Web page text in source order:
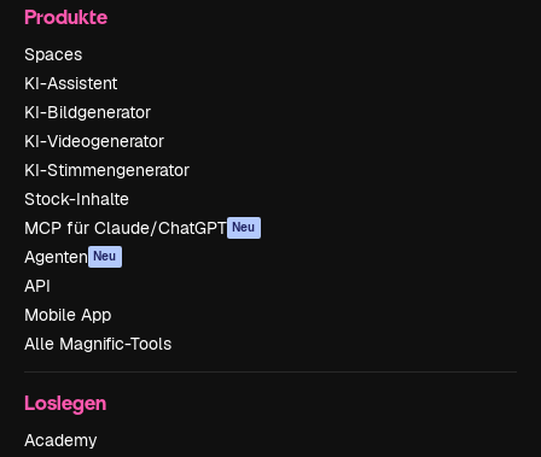
Produkte
Spaces
KI-Assistent
KI-Bildgenerator
KI-Videogenerator
KI-Stimmengenerator
Stock-Inhalte
MCP für Claude/ChatGPT Neu
Agenten Neu
API
Mobile App
Alle Magnific-Tools
Loslegen
Academy